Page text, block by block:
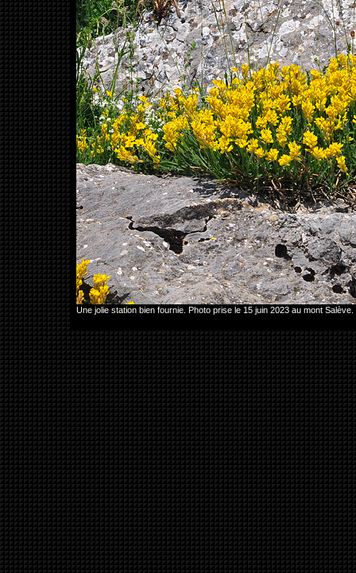
Une jolie station bien fournie. Photo prise le 15 juin 2023 au mont